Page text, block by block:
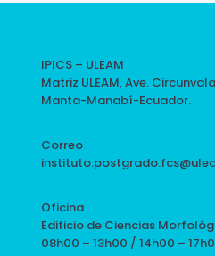
IPICS – ULEAM
Matriz ULEAM, Ave.
Manta-Manabí-Ecuador.
Correo
Oficina
Edificio de Ciencias
08h00 – 13h00 / 14h00 –